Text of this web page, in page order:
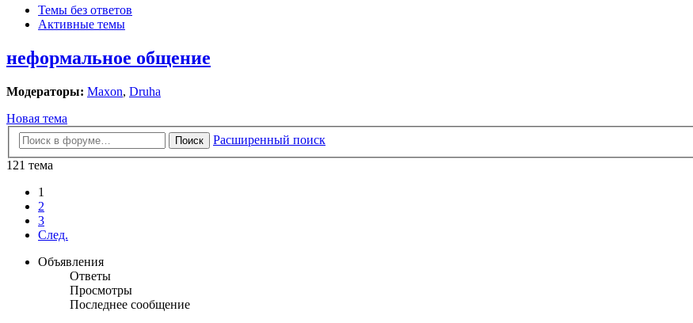
Темы без ответов
Активные темы
неформальное общение
Модераторы: Maxon, Druha
Новая тема
Поиск
Расширенный поиск
121 тема
1
2
3
След.
Объявления
Ответы
Просмотры
Последнее сообщение